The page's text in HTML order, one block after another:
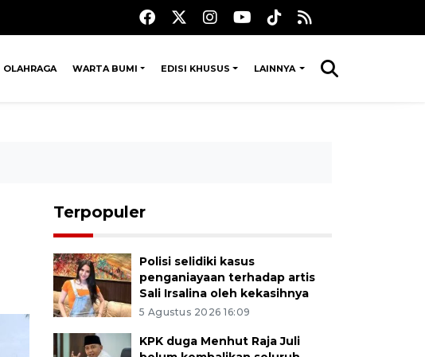
OLAHRAGA WARTA BUMI EDISI KHUSUS LAINNYA
Terpopuler
Polisi selidiki kasus
penganiayaan terhadap artis
Sali Irsalina oleh kekasihnya
5 Agustus 2026 16:09
KPK duga Menhut Raja Juli